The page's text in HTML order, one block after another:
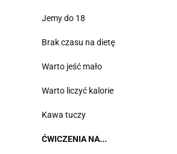
Jemy do 18
Brak czasu na dietę
Warto jeść mało
Warto liczyć kalorie
Kawa tuczy
ĆWICZENIA NA...